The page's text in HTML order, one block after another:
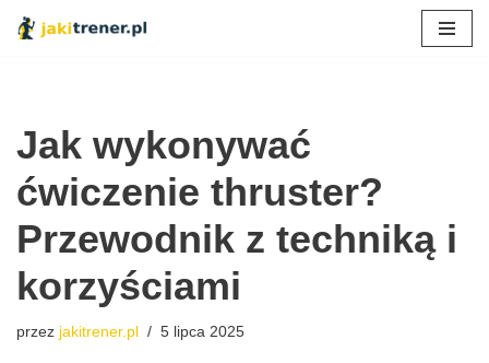
Jak wykonywać
ćwiczenie thruster?
Przewodnik z techniką i
korzyściami
przez jakitrener.pl 5 lipca 2025